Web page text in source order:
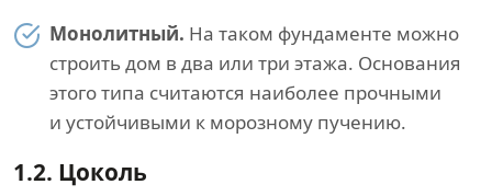
Монолитный. На таком фундаменте можно
строить дом в два или три этажа. Основания
этого типа считаются наиболее прочными
и устойчивыми к морозному пучению.
1.2. Цоколь